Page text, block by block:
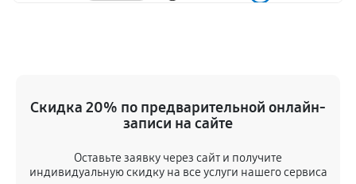
910 руб 60 минут
Ремонт блока управления
460 руб 60 минут
Скидка 20% по предварительной онлайн-
записи на сайте
Оставьте заявку через сайт и получите
индивидуальную скидку на все услуги нашего сервиса